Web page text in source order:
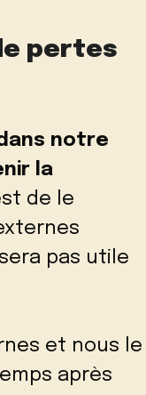
pertes
notre
la
de le
pas utile
et nous le
après